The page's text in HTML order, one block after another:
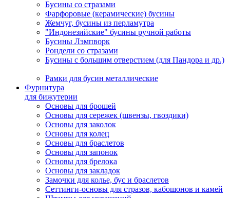
Бусины со стразами
Фарфоровые (керамические) бусины
Жемчуг, бусины из перламутра
"Индонезийские" бусины ручной работы
Бусины Лэмпворк
Рондели со стразами
Бусины с большим отверстием (для Пандора и др.)
Рамки для бусин металлические
Фурнитура
для бижутерии
Основы для брошей
Основы для сережек (швензы, гвоздики)
Основы для заколок
Основы для колец
Основы для браслетов
Основы для запонок
Основы для брелока
Основы для закладок
Замочки для колье, бус и браслетов
Сеттинги-основы для стразов, кабошонов и камей